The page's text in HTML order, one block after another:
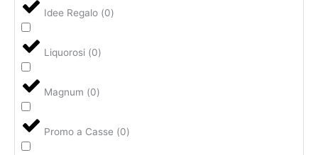
Idee Regalo (0)
Liquorosi (0)
Magnum (0)
Promo a Casse (0)